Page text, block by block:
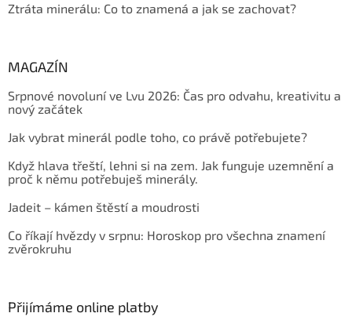
Ztráta minerálu: Co to znamená a jak se zachovat?
MAGAZÍN
Srpnové novoluní ve Lvu 2026: Čas pro odvahu, kreativitu a
nový začátek
Jak vybrat minerál podle toho, co právě potřebujete?
Když hlava třeští, lehni si na zem. Jak funguje uzemnění a
proč k němu potřebuješ minerály.
Jadeit – kámen štěstí a moudrosti
Co říkají hvězdy v srpnu: Horoskop pro všechna znamení
zvěrokruhu
Přijímáme online platby